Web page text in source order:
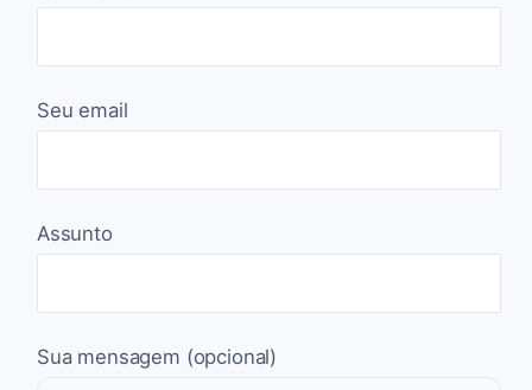
Seu email
Assunto
Sua mensagem (opcional)